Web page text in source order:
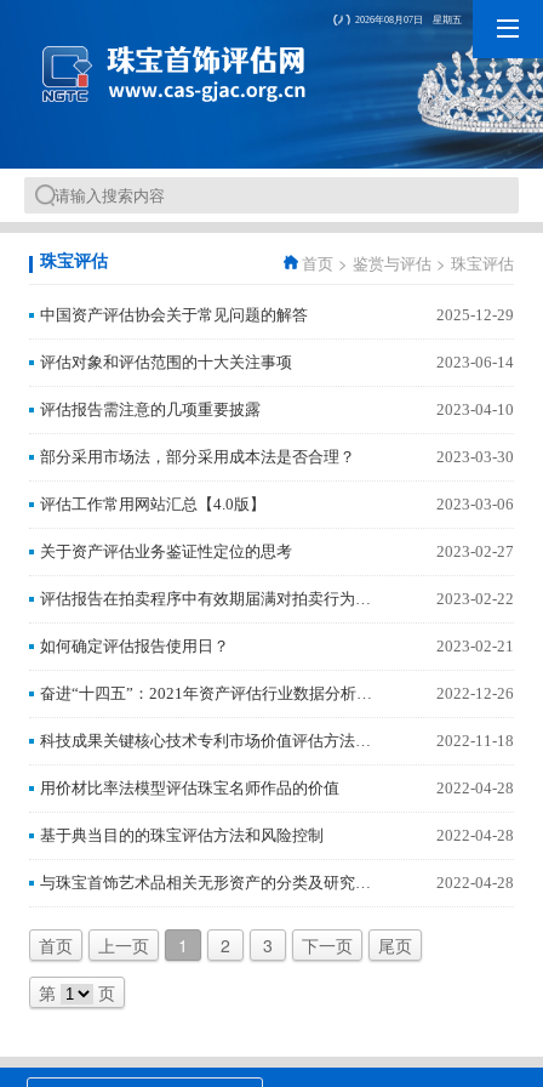
2026年08月07日 星期五
珠宝评估 首页 > 鉴赏与评估 > 珠宝评估
中国资产评估协会关于常见问题的解答 2025-12-29
评估对象和评估范围的十大关注事项 2023-06-14
评估报告需注意的几项重要披露 2023-04-10
部分采用市场法，部分采用成本法是否合理？ 2023-03-30
评估工作常用网站汇总【4.0版】 2023-03-06
关于资产评估业务鉴证性定位的思考 2023-02-27
评估报告在拍卖程序中有效期届满对拍卖行为效
力影响的几点分析
2023-02-22
如何确定评估报告使用日？ 2023-02-21
奋进“十四五”：2021年资产评估行业数据分析报
告——基于资产评估报告统一编码信息系统数据
2022-12-26
科技成果关键核心技术专利市场价值评估方法构
建研究
2022-11-18
用价材比率法模型评估珠宝名师作品的价值 2022-04-28
基于典当目的的珠宝评估方法和风险控制 2022-04-28
与珠宝首饰艺术品相关无形资产的分类及研究意
义
2022-04-28
首页 上一页 1 2 3 下一页
尾页
第
页